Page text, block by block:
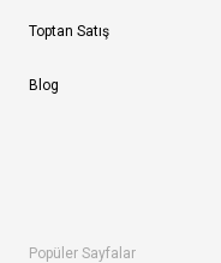
Toptan Satış
Blog
Popüler Sayfalar